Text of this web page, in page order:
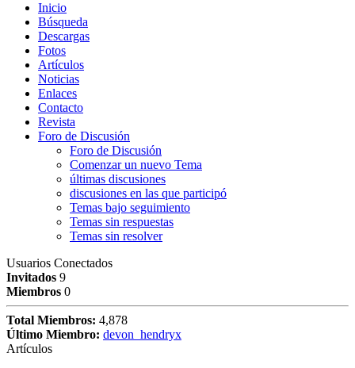
Inicio
Búsqueda
Descargas
Fotos
Artículos
Noticias
Enlaces
Contacto
Revista
Foro de Discusión
Foro de Discusión
Comenzar un nuevo Tema
últimas discusiones
discusiones en las que participó
Temas bajo seguimiento
Temas sin respuestas
Temas sin resolver
Usuarios Conectados
Invitados 9
Miembros 0
Total Miembros: 4,878
Último Miembro: devon_hendryx
Artículos